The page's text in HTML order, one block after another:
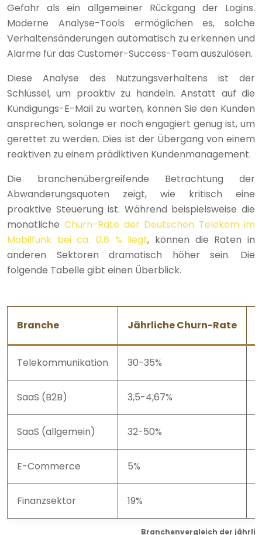
Gefahr als ein allgemeiner Rückgang der Logins.
Moderne Analyse-Tools ermöglichen es, solche
Verhaltensänderungen automatisch zu erkennen und
Alarme für das Customer-Success-Team auszulösen.
Diese Analyse des Nutzungsverhaltens ist der
Schlüssel, um proaktiv zu handeln. Anstatt auf die
Kündigungs-E-Mail zu warten, können Sie den Kunden
ansprechen, solange er noch engagiert genug ist, um
gerettet zu werden. Dies ist der Übergang von einem
reaktiven zu einem prädiktiven Kundenmanagement.
Die branchenübergreifende Betrachtung der
Abwanderungsquoten zeigt, wie kritisch eine
proaktive Steuerung ist. Während beispielsweise die
monatliche Churn-Rate der Deutschen Telekom im
Mobilfunk bei ca. 0,6 % liegt, können die Raten in
anderen Sektoren dramatisch höher sein. Die
folgende Tabelle gibt einen Überblick.
Branchenvergleich der
Branche Jährliche Churn-Rate
Telekommunikation 30-35%
SaaS (B2B) 3,5-4,67%
SaaS (allgemein) 32-50%
E-Commerce 5%
Finanzsektor 19%